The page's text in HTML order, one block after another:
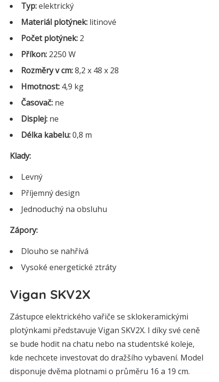
Typ:elektrický
Materiál plotýnek: litinové
Počet plotýnek: 2
Příkon: 2250 W
Rozměry v cm:8,2 x 48 x 28
Hmotnost: 4,9 kg
Časovač: ne
Displej: ne
Délka kabelu:0,8 m
Klady:
Levný
Příjemný design
Jednoduchý na obsluhu
Zápory:
Dlouho se nahřívá
Vysoké energetické ztráty
Vigan SKV2X
Zástupce elektrického vařiče se sklokeramickými
plotýnkami představuje Vigan SKV2X. I díky své ceně
se bude hodit na chatu nebo na studentské koleje,
kde nechcete investovat do dražšího vybavení. Model
disponuje dvěma plotnami o průměru 16 a 19 cm.